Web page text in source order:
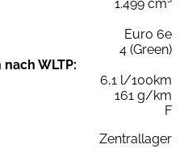
1.499 cm³
Euro 6e
4 (Green)
WLTP:
6,1 l/100km
161 g/km
F
Zentrallager